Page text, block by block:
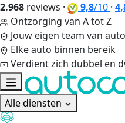
2.968 reviews · 9,8/10 ·
Ontzorging van A tot Z
Jouw eigen team van
Elke auto binnen bereik
Verdient zich dubbel en
Alle diensten